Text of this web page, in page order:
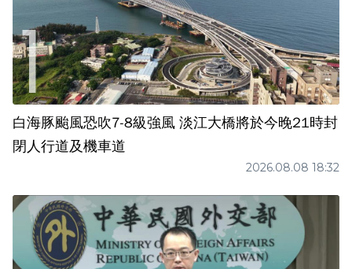
白海豚颱風恐吹7-8級強風 淡江大橋將於今晚21時封
閉人行道及機車道
2026.08.08 18:32